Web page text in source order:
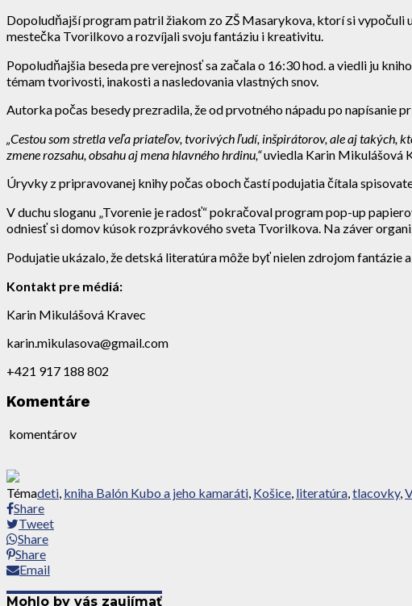
Dopoludňajší program patril žiakom zo ZŠ Masarykova, ktorí si
mestečka Tvorilkovo a rozvíjali svoju fantáziu i kreativitu.
Popoludňajšia beseda pre verejnosť sa začala o 16:30 hod. a viedli ju
témam tvorivosti, inakosti a nasledovania vlastných snov.
Autorka počas besedy prezradila, že od prvotného nápadu po napísanie
„Cestou som stretla veľa priateľov, tvorivých ľudí, inšpirátorov, ale aj
zmene rozsahu, obsahu aj mena hlavného hrdinu,“uviedla Karin Mikulášová
Úryvky z pripravovanej knihy počas oboch častí podujatia čítala
V duchu sloganu „Tvorenie je radosť“ pokračoval program pop-up
odniesť si domov kúsok rozprávkového sveta Tvorilkova. Na záver
Podujatie ukázalo, že detská literatúra môže byť nielen zdrojom fantázie
Kontakt pre médiá:
Karin Mikulášová Kravec
karin.mikulasova@gmail.com
+421 917 188 802
Komentáre
komentárov
Témadeti, kniha Balón Kubo a jeho kamaráti, Košice, literatúra,tlacovky,
Share
Tweet
Share
Share
Email
Mohlo by vás zaujímať